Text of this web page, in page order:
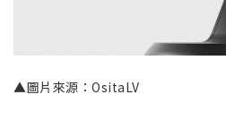
▲圖片來源：OsitaLV